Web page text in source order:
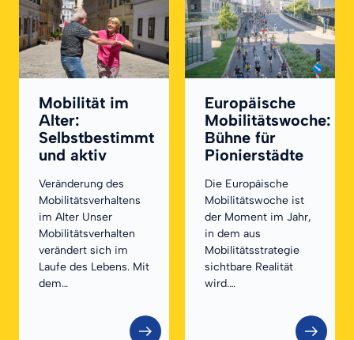
Mobilität im
Alter:
Selbstbestimmt
und aktiv
Veränderung des
Mobilitätsverhaltens
im Alter Unser
Mobilitätsverhalten
verändert sich im
Laufe des Lebens. Mit
dem…
Europäische
Mobilitätswoche:
Bühne für
Pionierstädte
Die Europäische
Mobilitätswoche ist
der Moment im Jahr,
in dem aus
Mobilitätsstrategie
sichtbare Realität
wird.…